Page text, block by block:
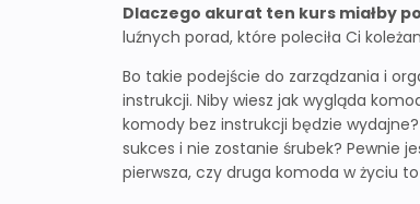
Dlaczego akurat ten kurs miałby
luźnych porad, które poleciła Ci
Bo takie podejście do zarządzania i
instrukcji. Niby wiesz jak wygląda
komody bez instrukcji będzie
sukces i nie zostanie śrubek? Pewnie
pierwsza, czy druga komoda w życiu